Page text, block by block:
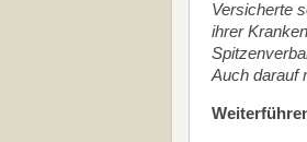
Versicherte
ihrer
Auch darauf